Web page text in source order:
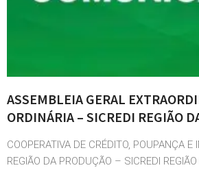
ASSEMBLEIA GERAL
ORDINÁRIA – SICREDI REGIÃO
COOPERATIVA DE CRÉDITO, POUPANÇA
REGIÃO DA PRODUÇÃO – SICREDI